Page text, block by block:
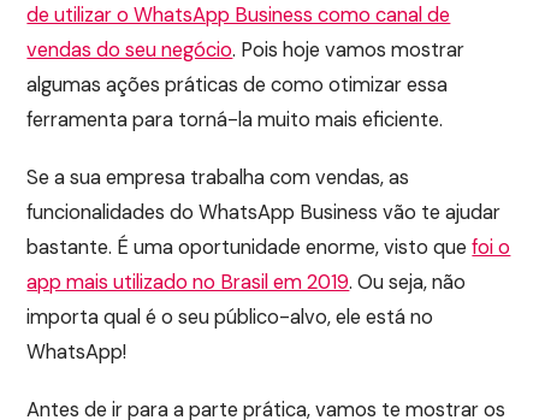
de utilizar o WhatsApp Business como canal de
vendas do seu negócio. Pois hoje vamos mostrar
algumas ações práticas de como otimizar essa
ferramenta para torná-la muito mais eficiente.
Se a sua empresa trabalha com vendas, as
funcionalidades do WhatsApp Business vão te ajudar
bastante. É uma oportunidade enorme, visto quefoi o
app mais utilizado no Brasil em 2019. Ou seja, não
importa qual é o seu público-alvo, ele está no
WhatsApp!
Antes de ir para a parte prática, vamos te mostrar os